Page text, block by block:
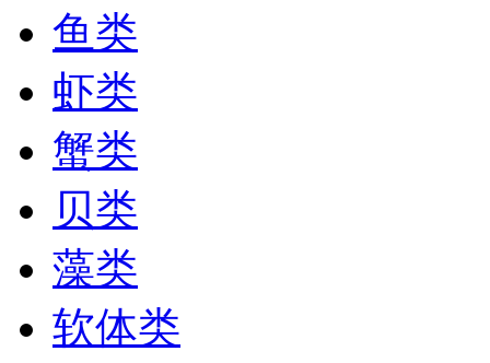
鱼类
虾类
蟹类
贝类
藻类
软体类